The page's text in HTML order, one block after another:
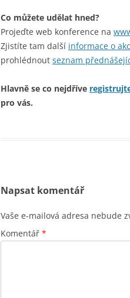
Co můžete udělat hned?
Projeďte web konference na
Zjistíte tam další informace o
prohlédnout seznam
Hlavně se co nejdříve
pro vás.
Napsat komentář
Vaše e-mailová adresa nebude
Komentář *